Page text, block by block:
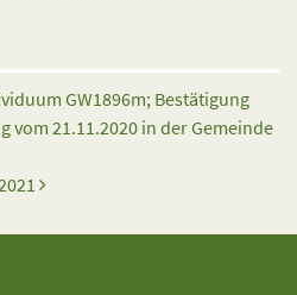
GW1896m; Bestätigung
vom 21.11.2020 in der Gemeinde